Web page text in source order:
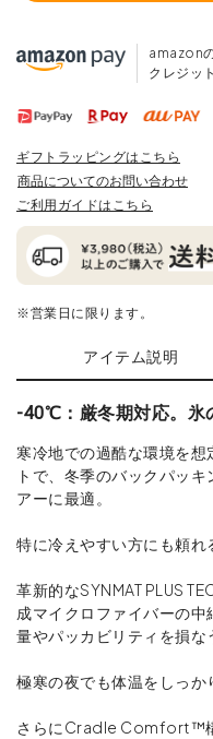
amazon
クレジッ
ギフトラッピングはこちら
商品についてのお問い合わせ
ご利用ガイドはこちら
※営業日に限ります。
アイテム説明
-40℃：厳冬期対応。氷
寒冷地での過酷な環境を
トで、冬季のバックパッ
アーに最適。
特に冷えやすい方にも頼れ
革新的なSYNMAT PLUS
成マイクロファイバーの
量やパッカビリティを損な
極寒の夜でも体温をしっか
さらにCradle Comfort™